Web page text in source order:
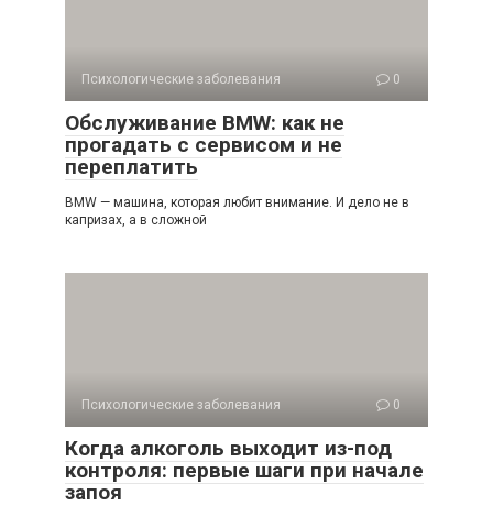
Психологические заболевания 0
Обслуживание BMW: как не
прогадать с сервисом и не
переплатить
BMW — машина, которая любит внимание. И дело не в
капризах, а в сложной
Психологические заболевания 0
Когда алкоголь выходит из-под
контроля: первые шаги при начале
запоя